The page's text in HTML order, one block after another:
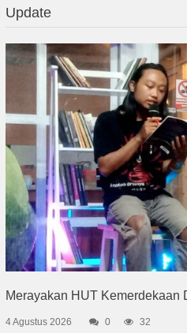
Update
Merayakan HUT Kemerdekaan
4 Agustus 2026 0 32